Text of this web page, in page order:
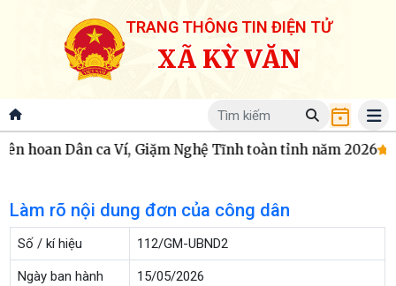
TRANG THÔNG TIN ĐIỆN TỬ
XÃ KỲ VĂN
hoan Dân ca Ví, Giặm Nghệ Tĩnh toàn tỉnh năm 2026
Làm rõ nội dung đơn của công dân
Số / kí hiệu 112/GM-UBND2
Ngày ban hành 15/05/2026